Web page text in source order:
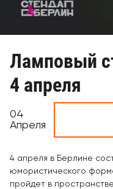
Ламповый
4 апреля
04
Апреля
4 апреля в Берлине
юмористического
пройдет в пространстве